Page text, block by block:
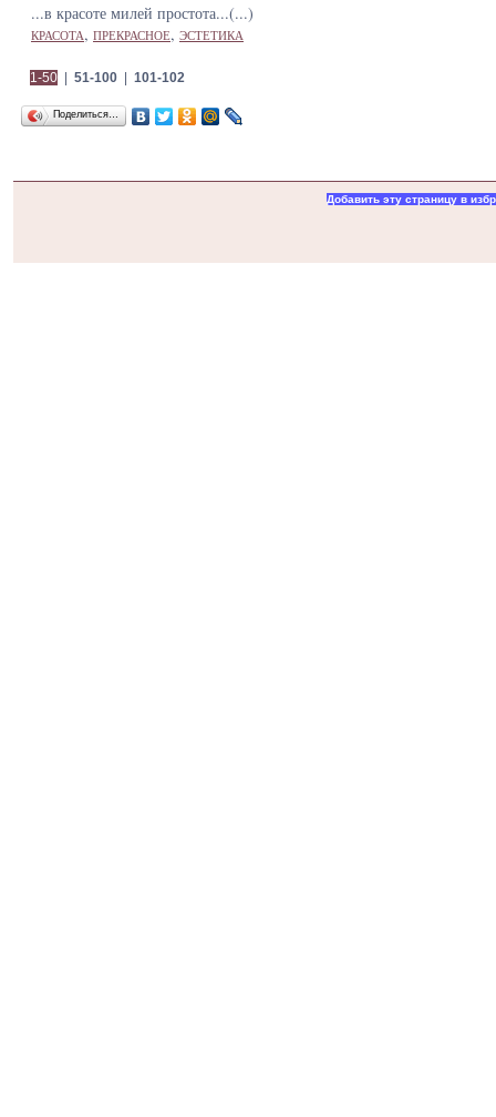
...в красоте милей простота...(...)
КРАСОТА, ПРЕКРАСНОЕ, ЭСТЕТИКА
1-50| 51-100| 101-102
Поделиться…
Добавить эту страницу в